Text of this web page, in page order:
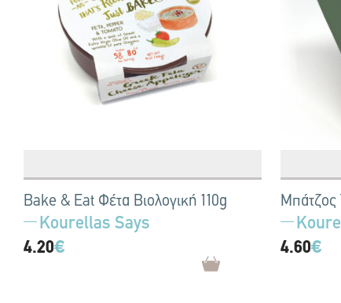
Bake & Eat Φέτα Βιολογική 110g
Kourellas Says
4.20€
Μπάτζος
4.60€